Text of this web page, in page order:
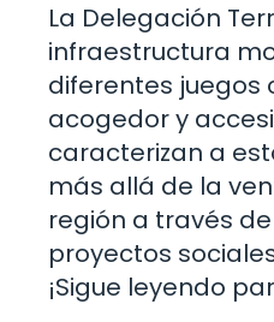
La Delegación
infraestructura
diferentes juegos
acogedor y
caracterizan a
más allá de la
región a través
proyectos
¡Sigue leyendo